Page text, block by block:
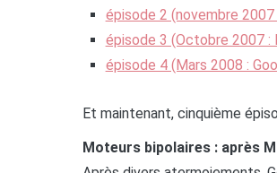
épisode 2 (novembre
épisode 3 (Octobre 2007
épisode 4 (Mars 2008 :
Et maintenant, cinquième
Moteurs bipolaires : après